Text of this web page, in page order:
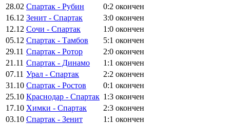
28.02 Спартак - Рубин 0:2 окончен
16.12 Зенит - Спартак 3:0 окончен
12.12 Сочи - Спартак 1:0 окончен
05.12 Спартак - Тамбов 5:1 окончен
29.11 Спартак - Ротор 2:0 окончен
21.11 Спартак - Динамо 1:1 окончен
07.11 Урал - Спартак 2:2 окончен
31.10 Спартак - Ростов 0:1 окончен
25.10 Краснодар - Спартак 1:3 окончен
17.10 Химки - Спартак 2:3 окончен
03.10 Спартак - Зенит 1:1 окончен